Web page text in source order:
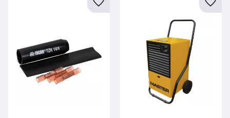
Lägg till i favoriter